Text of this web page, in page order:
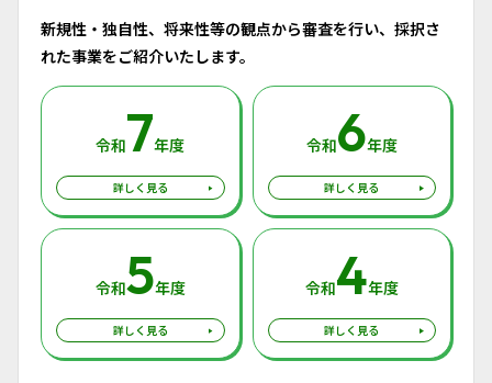
新規性・独自性、将来性等の観点から審査を行い、採択さ
れた事業をご紹介いたします。
令和7年度
詳しく見る
令和6年度
詳しく見る
令和5年度
詳しく見る
令和4年度
詳しく見る